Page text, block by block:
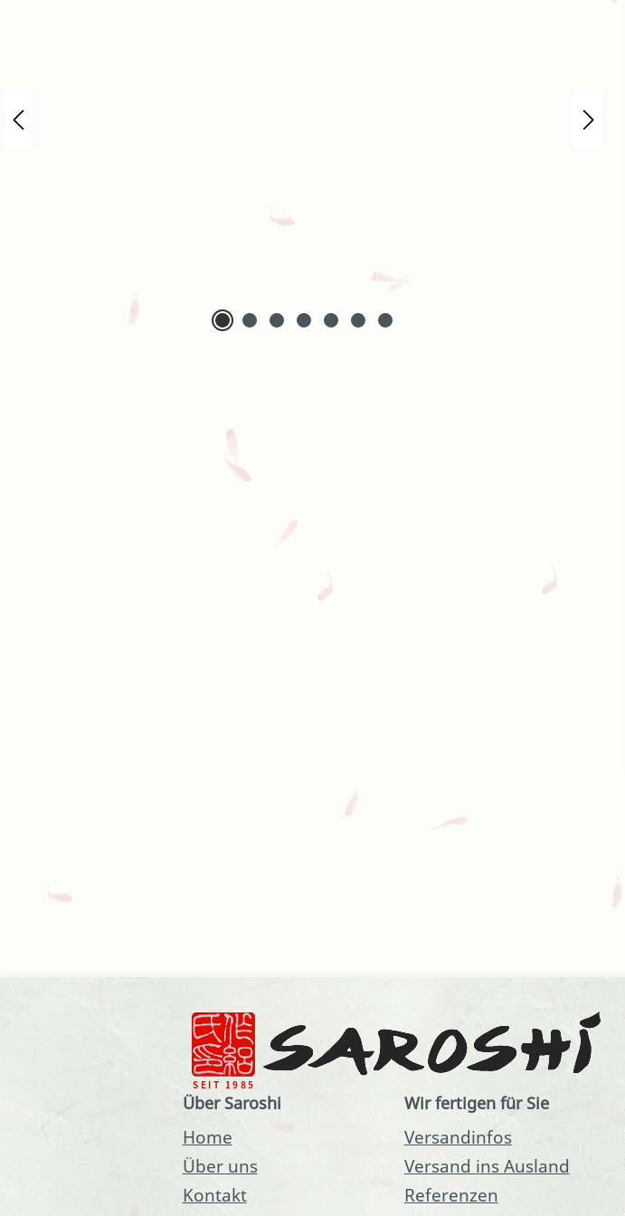
Über Saroshi
Home
Über uns
Kontakt
Wir fertigen für Sie
Versandinfos
Versand ins Ausland
Referenzen